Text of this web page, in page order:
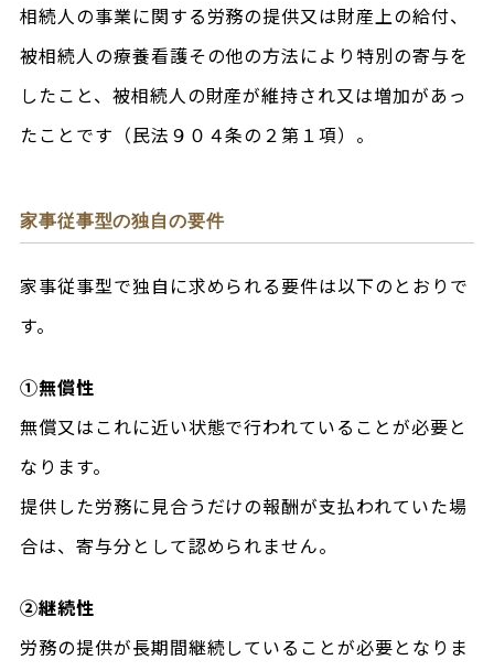
相続人の事業に関する労務の提供又は財産上の給付、
被相続人の療養看護その他の方法により特別の寄与を
したこと、被相続人の財産が維持され又は増加があっ
たことです（民法９０４条の２第１項）。
家事従事型の独自の要件
家事従事型で独自に求められる要件は以下のとおりで
す。
①無償性
無償又はこれに近い状態で行われていることが必要と
なります。
提供した労務に見合うだけの報酬が支払われていた場
合は、寄与分として認められません。
②継続性
労務の提供が長期間継続していることが必要となりま